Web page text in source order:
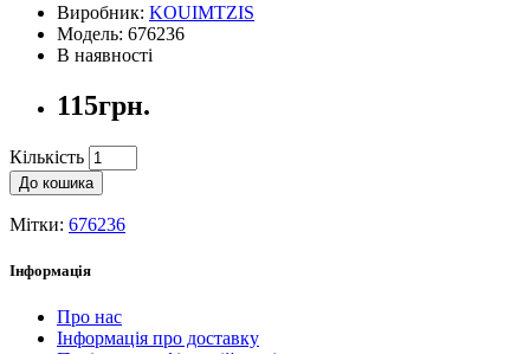
Виробник: KOUIMTZIS
Модель: 676236
В наявності
115грн.
Кількість
До кошика
Мітки: 676236
Інформація
Про нас
Інформація про доставку